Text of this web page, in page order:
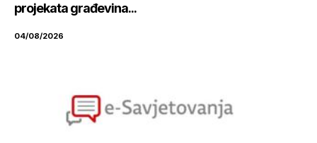
projekata građevina...
04/08/2026